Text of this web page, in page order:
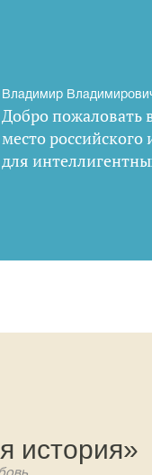
Владимир
Добро пожаловать
место российского
для
история»